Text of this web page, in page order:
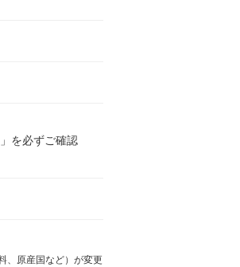
を必ずご確認
、原産国など）が変更